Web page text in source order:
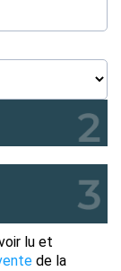
lu et
de la